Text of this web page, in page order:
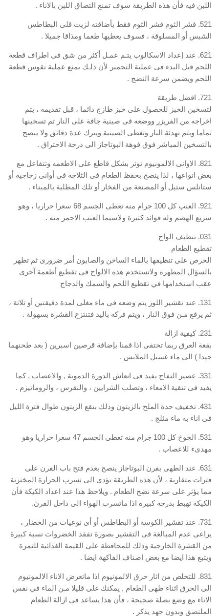
اللبن فيه فأن هذه الطريقة سوف تمنع التصاق اللبن بالاناء .
521. قشر الثوم قشر الثوم فقط بأضافته لزيت قلى البطاطس
الشبس أو المسلوقة ، فسوف يعطيها طعما ومذاقا جميلا .
621. عند إعداد الاسكالوب يتـم عمـل أكثر من شق فى اطراف قطعة
اللحم قبل البدء فى عملية التحمير لأن ذلـك يمنع عملية تقوس قطعة
اللحم ويضمن سرعة النضج .
721. افضل طريقة
لتسخين الخبز للحصول على خبز طازج دائما ، قبل تقديمه ، يتم
اخراجه من الفريزر ووضعه فى صينية جافة على النار تم تسخينها
تماما ويتم تهدئة النار وتغطى الصينية ويترك عدة دقائق ولا ينصح
بالتسخين المباشر فوق فوهة البوتاجاز الى درجة الاحتراق .
821. الاوانى الالمونيوم توثر بشكل قاطع على الاطعمه وتتفاعل مع
بعض انواعها ، لذا ينصح بحفظ الطعام فى الثلاجة فى أوانى زجاجية أو
ستانلس ستيل أو المصنعة من الفخار أو تلك المطلية بالميناء .
921. العنب كل 100 جرام منه تعطى الجسم 68 سعرا حراريا ، وهو
سريع الهضم وله فوائد كثيرة ولاسيما العنب الاحمر منه .
031. تنظيف الواح
تقطيع الطعام
الحرص على تنظيفها بالماء الساخن والصابون أمر ضرورى ثم تطهر
بالسؤال المطهره ولاتستخدم هذه الالواح في تقطيع أطعمة آخرى
عقب استخدامها في تقطيع اللحم والسمك والدجاج
131. عند تقشير اللوز يتم وضعه فى ماء مغلى لمدة دقيقتين أو ثلاثة ،
ثم يرفع مـن فوق النار ، ويتم فركه باليد فتنتزع القشرة بسهولة .
231. كيفية ازالة
بقعة العرق ربما تختفى اذا قمنا بإضافة قرصين اسبرين ( بعد طحنهما
جيدا ) الى ماء غسيل الملابس .
331. عصير التفاح يفيد فى انعاش الدورة الدموية , والاعصاب , كما
يفيد فى تنقية الامعاء ، وتصلب الشرايين ، والنقرس ، والروماتيزم .
431. تخفيف حدة الملح بالزيتون وذلك بنقع الزيتون طوال فترة الليل
فى اناء به ماء مثلج .
531. الخوخ كل 100 جرام منه تعطى الجسم 47 سعرا حراريا وهو
مهدىء للاعصاب .
631. عند الطهى بفرن البوتاجاز ينصح بعدم فتح باب الفرن على
فترات متقاربة ، لأن هذه الطريقة تؤدى الى تسرب الحرارة المختزنة
مما يؤثر على سرعة نضج الطعام . ويلاحظ هذا عند اعداد الكيكة فأن
الكيكة تهبط بدرجة كبيرة اذا ماتسرب الهواء الى داخل الفرن.
731. عند تقشير الكوسة أو البطاطس أو أى نوعيات من الخضار ،
يراعى عدم المبالغة فى التقشير بصورة تفقد الخضروات نسبة كبيرة
من القشرة الخارجية وذلك للمحافظة على القيمة الغذائية للثمرة
ويتبع هذا ايضا مع بعض اصناف الفاكهة ايضا .
831. للتخلص من اثار حرق الالمونيوم اذا ماتعرض الاناء الالمونيوم
الى الحرق اثناء طهى الطعام , يمكنك غلى قليلا مـن الماء فى نفس
الاناء مع وضع بصلة صحيحة ، فأن هذا يساعد فى ازالة الطعام
الملتصق وبدون جهد يذكر .